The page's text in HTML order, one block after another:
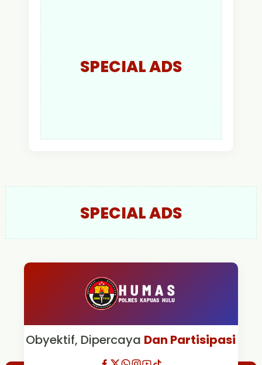
SPECIAL ADS
SPECIAL ADS
Obyektif, Dipercaya Dan Partisipasi